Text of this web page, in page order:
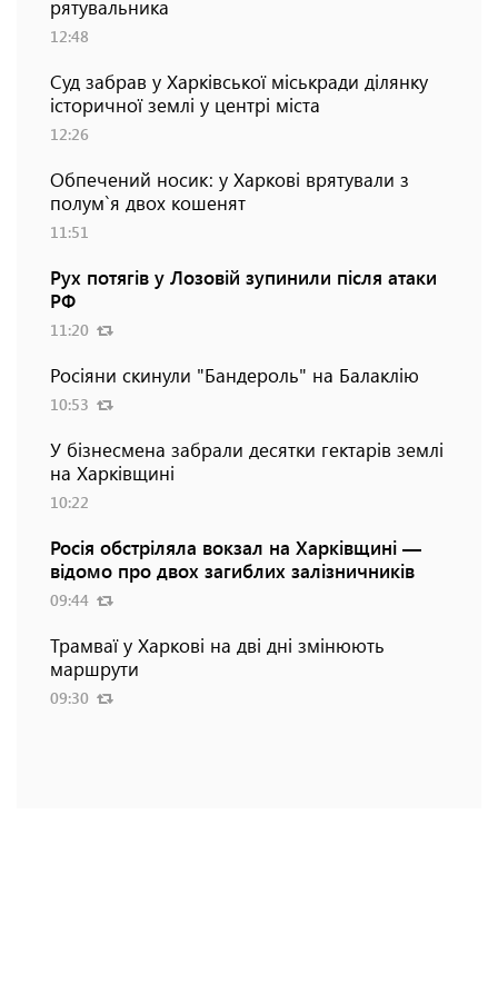
рятувальника
12:48
Суд забрав у Харківської міськради ділянку
історичної землі у центрі міста
12:26
Обпечений носик: у Харкові врятували з
полум`я двох кошенят
11:51
Рух потягів у Лозовій зупинили після атаки
РФ
11:20
Росіяни скинули "Бандероль" на Балаклію
10:53
У бізнесмена забрали десятки гектарів землі
на Харківщині
10:22
Росія обстріляла вокзал на Харківщині —
відомо про двох загиблих залізничників
09:44
Трамваї у Харкові на дві дні змінюють
маршрути
09:30